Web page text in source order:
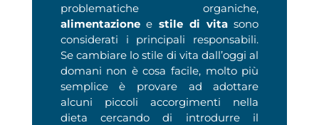
problematiche organiche,
alimentazioneestile di vitasono
considerati i principali responsabili.
Se cambiare lo stile di vita dall’oggi al
domani non è cosa facile, molto più
semplice è provare ad adottare
alcuni piccoli accorgimenti nella
dieta cercando di introdurre il